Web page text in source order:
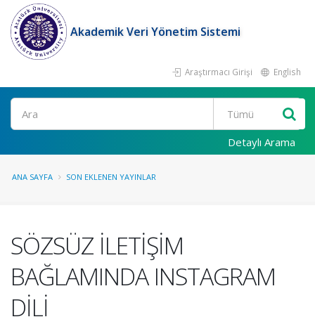
Akademik Veri Yönetim Sistemi
Araştırmacı Girişi English
Ara
Detaylı Arama
ANA SAYFA SON EKLENEN YAYINLAR
SÖZSÜZ İLETİŞİM
BAĞLAMINDA INSTAGRAM
DİLİ